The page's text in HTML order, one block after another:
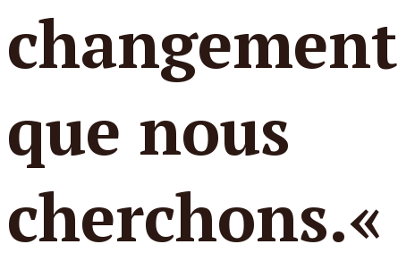
changement
que nous
cherchons.«